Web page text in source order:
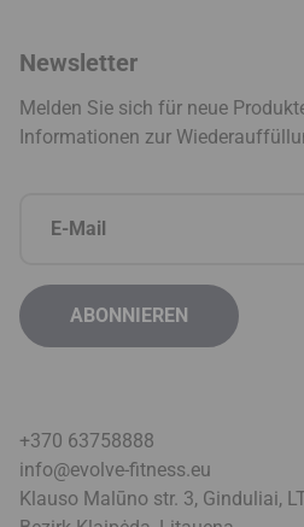
Newsletter
Melden Sie sich für neue
Informationen zur
+370 63758888
info@evolve-fitness.eu
Klauso Malūno str. 3, Ginduliai,